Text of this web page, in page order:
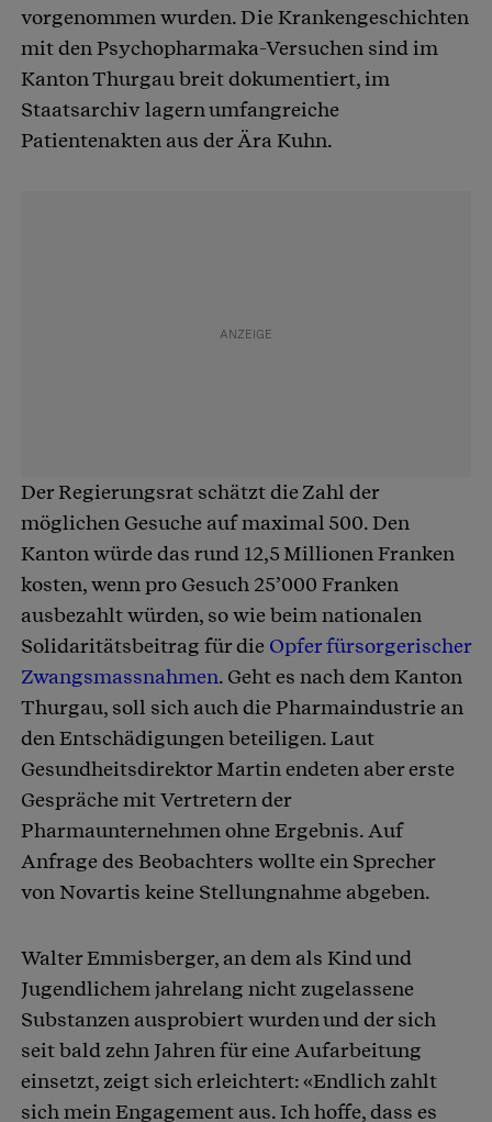
vorgenommen wurden. Die Krankengeschichten
mit den Psychopharmaka-Versuchen sind im
Kanton Thurgau breit dokumentiert, im
Staatsarchiv lagern umfangreiche
Patientenakten aus der Ära Kuhn.
Der Regierungsrat schätzt die Zahl der
möglichen Gesuche auf maximal 500. Den
Kanton würde das rund 12,5 Millionen Franken
kosten, wenn pro Gesuch 25’000 Franken
ausbezahlt würden, so wie beim nationalen
Solidaritätsbeitrag für die Opfer fürsorgerischer
Zwangsmassnahmen. Geht es nach dem Kanton
Thurgau, soll sich auch die Pharmaindustrie an
den Entschädigungen beteiligen. Laut
Gesundheitsdirektor Martin endeten aber erste
Gespräche mit Vertretern der
Pharmaunternehmen ohne Ergebnis. Auf
Anfrage des Beobachters wollte ein Sprecher
von Novartis keine Stellungnahme abgeben.
Walter Emmisberger, an dem als Kind und
Jugendlichem jahrelang nicht zugelassene
Substanzen ausprobiert wurden und der sich
seit bald zehn Jahren für eine Aufarbeitung
einsetzt, zeigt sich erleichtert: «Endlich zahlt
sich mein Engagement aus. Ich hoffe, dass es